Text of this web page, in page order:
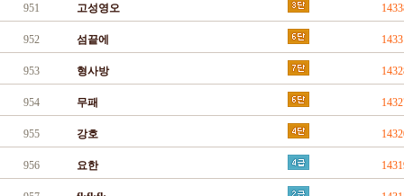
951 고성영오
952 섬끝에
953 형사방
954 무패
955 강호
956 요한